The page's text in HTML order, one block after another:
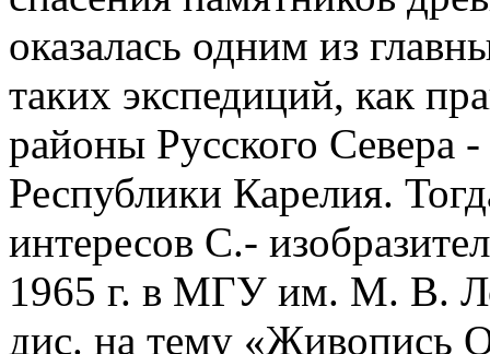
оказалась одним из
таких экспедиций, как
районы Русского Севера
Республики Карелия.
интересов С.-
1965 г. в МГУ им. М. В.
дис. на тему «Живопись